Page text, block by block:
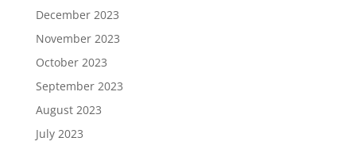
December 2023
November 2023
October 2023
September 2023
August 2023
July 2023